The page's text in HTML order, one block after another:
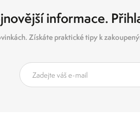
informace.
Získáte praktické tipy k